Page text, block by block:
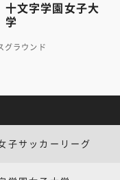
十文字学園女子大
学
グラウンド
子サッカーリーグ